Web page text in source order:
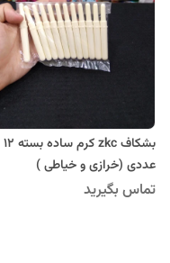
بشکاف zkc کرم ساده بسته 12
عددی (خرازی و خیاطی )
تماس بگیرید